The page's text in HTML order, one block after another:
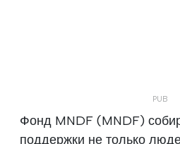
Фонд MNDF (MNDF)
поддержки не только